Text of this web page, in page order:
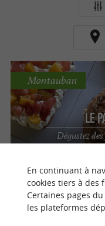
Le
Dégustez
Montauban
Montauban
En continuant à
cookies tiers à des
Certaines pages
les plateformes